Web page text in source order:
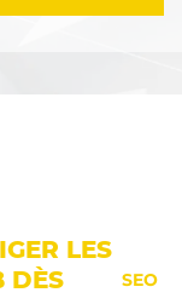
LES
DÈS
SEO